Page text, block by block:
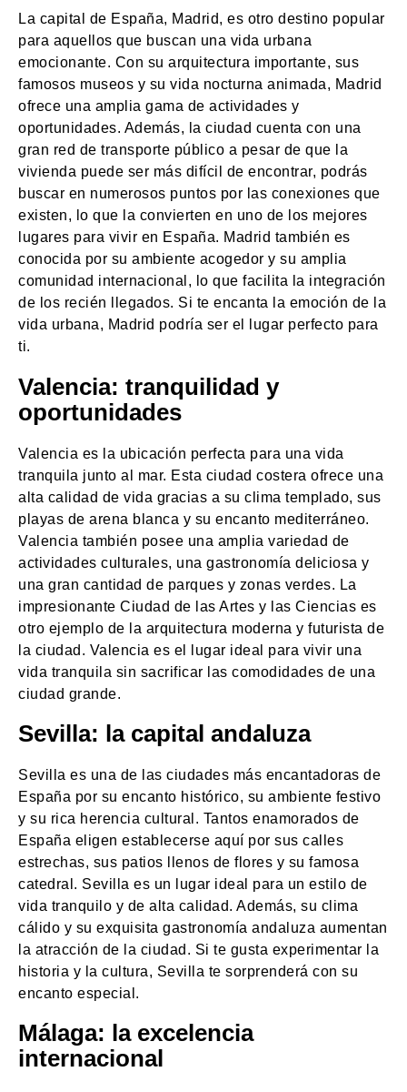
La capital de España, Madrid, es otro destino popular
para aquellos que buscan una vida urbana
emocionante. Con su arquitectura importante, sus
famosos museos y su vida nocturna animada, Madrid
ofrece una amplia gama de actividades y
oportunidades. Además, la ciudad cuenta con una
gran red de transporte público a pesar de que la
vivienda puede ser más difícil de encontrar, podrás
buscar en numerosos puntos por las conexiones que
existen, lo que la convierten en uno de los mejores
lugares para vivir en España. Madrid también es
conocida por su ambiente acogedor y su amplia
comunidad internacional, lo que facilita la integración
de los recién llegados. Si te encanta la emoción de la
vida urbana, Madrid podría ser el lugar perfecto para
ti.
Valencia: tranquilidad y
oportunidades
Valencia es la ubicación perfecta para una vida
tranquila junto al mar. Esta ciudad costera ofrece una
alta calidad de vida gracias a su clima templado, sus
playas de arena blanca y su encanto mediterráneo.
Valencia también posee una amplia variedad de
actividades culturales, una gastronomía deliciosa y
una gran cantidad de parques y zonas verdes. La
impresionante Ciudad de las Artes y las Ciencias es
otro ejemplo de la arquitectura moderna y futurista de
la ciudad. Valencia es el lugar ideal para vivir una
vida tranquila sin sacrificar las comodidades de una
ciudad grande.
Sevilla: la capital andaluza
Sevilla es una de las ciudades más encantadoras de
España por su encanto histórico, su ambiente festivo
y su rica herencia cultural. Tantos enamorados de
España eligen establecerse aquí por sus calles
estrechas, sus patios llenos de flores y su famosa
catedral. Sevilla es un lugar ideal para un estilo de
vida tranquilo y de alta calidad. Además, su clima
cálido y su exquisita gastronomía andaluza aumentan
la atracción de la ciudad. Si te gusta experimentar la
historia y la cultura, Sevilla te sorprenderá con su
encanto especial.
Málaga: la excelencia
internacional